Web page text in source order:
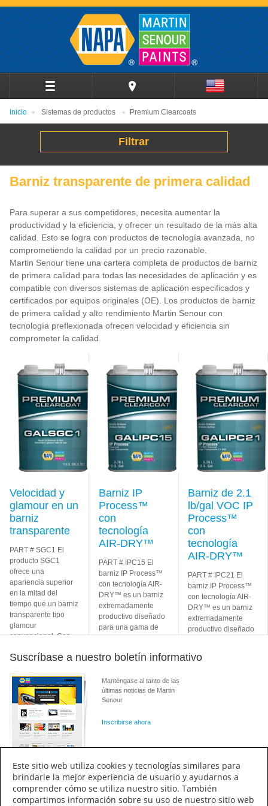
Inicio Sistemas de productos Premium Clearcoats
Filtrar
Barniz transparente de primera calidad
Para superar a sus competidores, necesita aumentar la
productividad y la eficiencia, y ofrecer un resultado de la más alta
calidad. Esto se logra con productos de tecnología avanzada, no
comprometiendo la calidad por un precio razonable.
Martin Senour tiene una cartera completa de productos de barniz
de primera calidad para todas las necesidades de aplicación y es
compatible con diversos sistemas de aplicación especificados y
certificados por equipos originales (OE). Los productos de barniz
de primera calidad y alto rendimiento Martin Senour con
tecnología preflexionada ofrecen velocidad y eficiencia sin
comprometer la calidad.
Velocidad y
glamour en un
barniz
transparente
PART # SGC1 El
producto SGC1
ofrece una
apariencia superior
en la mitad del
tiempo que un barniz
transparente tipo
glamour
convencional. Con
propiedadesLearn
Barniz IP
Process™
con
tecnología
AIR-DRY™
PART # IPC15 El
barniz IP Process™
con tecnología AIR-
DRY™ es un barniz
extremadamente
productivo diseñado
para una gama de
aplicaciones
reparaciones de uno
Barniz de 2.1
lb/gal VOC IP
Process™
con
tecnología
AIR-DRY™
PART # IPC21 El
barniz IP Process™
con tecnología AIR-
DRY™ es un barniz
extremadamente
productivo diseñado
aceleradas de
Suscríbase a nuestro boletín informativo
Manténgase al tanto de las
últimas noticias de Martin
Senour
Inscribirse ahora
Conectar
Este sitio web utiliza cookies y tecnologías similares para
brindarle la mejor experiencia de usuario y ayudarnos a
comprender cómo se utiliza nuestro sitio. También
compartimos información sobre su uso de nuestro sitio web